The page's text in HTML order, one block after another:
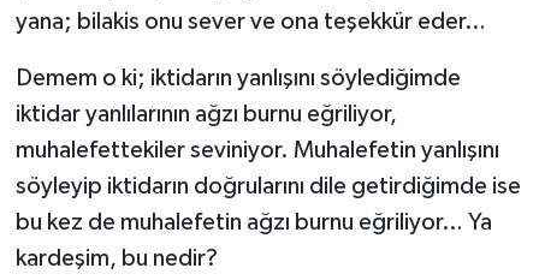
yana; bilakis onu sever ve ona teşekkür eder…
Demem o ki; iktidarın yanlışını söylediğimde
iktidar yanlılarının ağzı burnu eğriliyor,
muhalefettekiler seviniyor. Muhalefetin yanlışını
söyleyip iktidarın doğrularını dile getirdiğimde ise
bu kez de muhalefetin ağzı burnu eğriliyor… Ya
kardeşim, bu nedir?